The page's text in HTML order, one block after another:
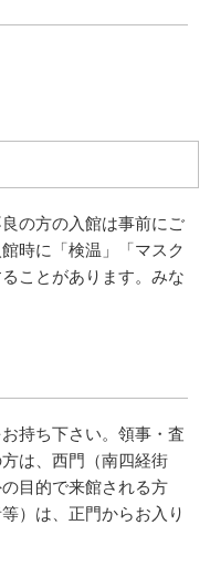
の方の入館は事前にご
時に「検温」「マスク
ことがあります。みな
持ち下さい。領事・査
は、西門（南四経街
目的で来館される方
）は、正門からお入り